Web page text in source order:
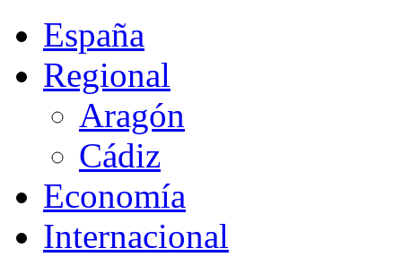
España
Regional
Aragón
Cádiz
Economía
Internacional